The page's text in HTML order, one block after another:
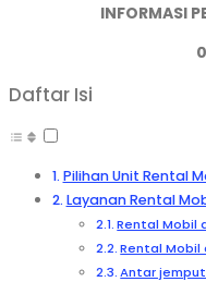
INFORMASI
Daftar Isi
Pilihan Unit Rental
Layanan Rental
Rental Mobil
Rental Mobil
Antar